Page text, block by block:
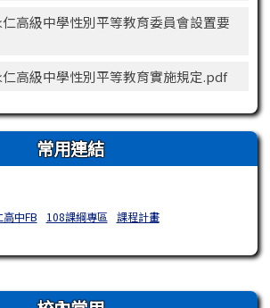
高級中學性別平等教育委員會設置要
高級中學性別平等教育實施規定.pdf
常用連結
中FB 108課綱專區 課程計畫